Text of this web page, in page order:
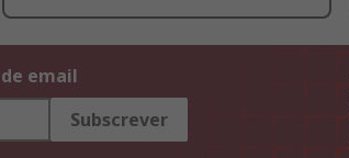
email
Subscrever